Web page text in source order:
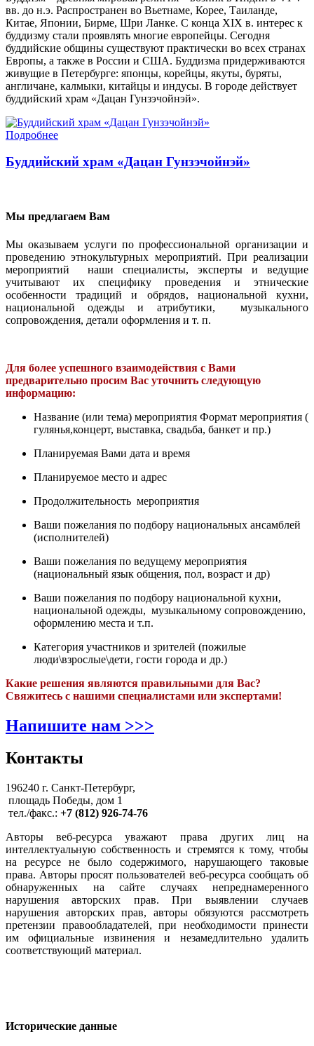
вв. до н.э. Распространен во Вьетнаме, Корее, Таиланде,
Китае, Японии, Бирме, Шри Ланке. С конца XIX в. интерес к
буддизму стали проявлять многие европейцы. Сегодня
буддийские общины существуют практически во всех странах
Европы, а также в России и США. Буддизма придерживаются
живущие в Петербурге: японцы, корейцы, якуты, буряты,
англичане, калмыки, китайцы и индусы. В городе действует
буддийский храм «Дацан Гунзэчойнэй».
Подробнее
Буддийский храм «Дацан Гунзэчойнэй»
Мы предлагаем Вам
Мы оказываем услуги по профессиональной организации и
проведению этнокультурных мероприятий. При реализации
мероприятий наши специалисты, эксперты и ведущие
учитывают их специфику проведения и этнические
особенности традиций и обрядов, национальной кухни,
национальной одежды и атрибутики, музыкального
сопровождения, детали оформления и т. п.
Для более успешного взаимодействия с Вами
предварительно просим Вас уточнить следующую
информацию:
Название (или тема) мероприятия Формат мероприятия (
гулянья,концерт, выставка, свадьба, банкет и пр.)
Планируемая Вами дата и время
Планируемое место и адрес
Продолжительность мероприятия
Ваши пожелания по подбору национальных ансамблей
(исполнителей)
Ваши пожелания по ведущему мероприятия
(национальный язык общения, пол, возраст и др)
Ваши пожелания по подбору национальной кухни,
национальной одежды, музыкальному сопровождению,
оформлению места и т.п.
Категория участников и зрителей (пожилые
люди\взрослые\дети, гости города и др.)
Какие решения являются правильными для Вас?
Свяжитесь с нашими специалистами или экспертами!
Напишите нам >>>
Контакты
196240 г. Санкт-Петербург,
площадь Победы, дом 1
тел./факс.: +7 (812) 926-74-76
Авторы веб-ресурса уважают права других лиц на
интеллектуальную собственность и стремятся к тому, чтобы
на ресурсе не было содержимого, нарушающего таковые
права. Авторы просят пользователей веб-ресурса сообщать об
обнаруженных на сайте случаях непреднамеренного
нарушения авторских прав. При выявлении случаев
нарушения авторских прав, авторы обязуются рассмотреть
претензии правообладателей, при необходимости принести
им официальные извинения и незамедлительно удалить
соответствующий материал.
Исторические данные